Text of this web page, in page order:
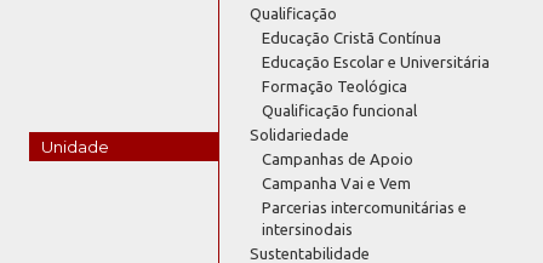
Unidade
Qualificação
Educação Cristã Contínua
Educação Escolar e Universitária
Formação Teológica
Qualificação funcional
Solidariedade
Campanhas de Apoio
Campanha Vai e Vem
Parcerias intercomunitárias e
intersinodais
Sustentabilidade